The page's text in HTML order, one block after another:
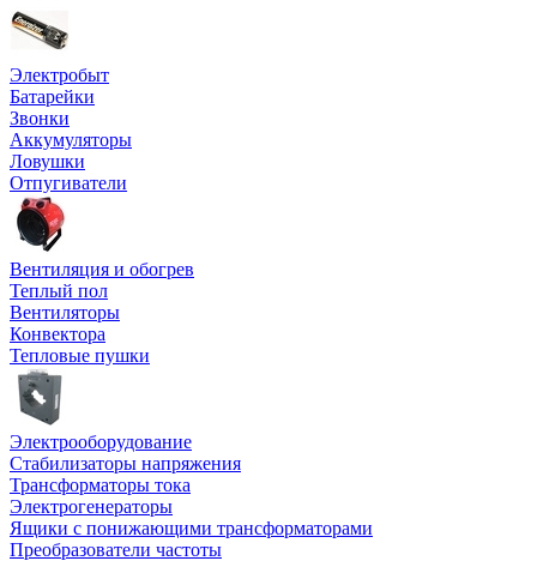
Электробыт
Батарейки
Звонки
Аккумуляторы
Ловушки
Отпугиватели
Вентиляция и обогрев
Теплый пол
Вентиляторы
Конвектора
Тепловые пушки
Электрооборудование
Стабилизаторы напряжения
Трансформаторы тока
Электрогенераторы
Ящики с понижающими трансформаторами
Преобразователи частоты